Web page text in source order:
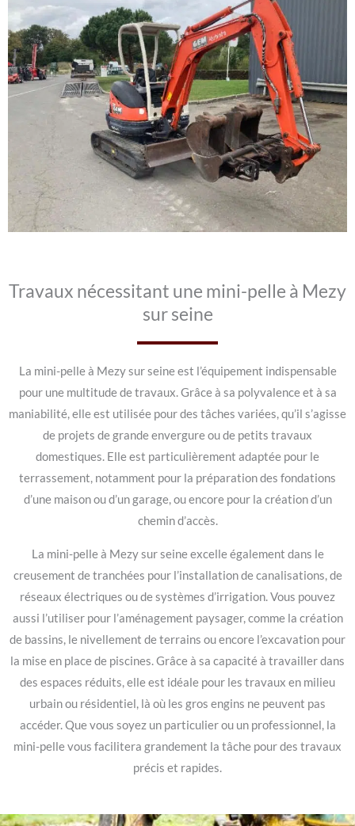
Travaux nécessitant une mini-pelle à Mezy
sur seine
La mini-pelle à Mezy sur seine est l’équipement indispensable
pour une multitude de travaux. Grâce à sa polyvalence et à sa
maniabilité, elle est utilisée pour des tâches variées, qu’il s’agisse
de projets de grande envergure ou de petits travaux
domestiques. Elle est particulièrement adaptée pour le
terrassement, notamment pour la préparation des fondations
d’une maison ou d’un garage, ou encore pour la création d’un
chemin d’accès.
La mini-pelle à Mezy sur seine excelle également dans le
creusement de tranchées pour l’installation de canalisations, de
réseaux électriques ou de systèmes d’irrigation. Vous pouvez
aussi l’utiliser pour l’aménagement paysager, comme la création
de bassins, le nivellement de terrains ou encore l’excavation pour
la mise en place de piscines. Grâce à sa capacité à travailler dans
des espaces réduits, elle est idéale pour les travaux en milieu
urbain ou résidentiel, là où les gros engins ne peuvent pas
accéder. Que vous soyez un particulier ou un professionnel, la
mini-pelle vous facilitera grandement la tâche pour des travaux
précis et rapides.